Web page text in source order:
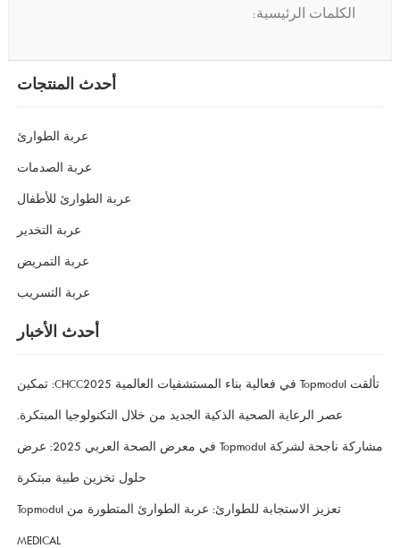
الكلمات الرئيسية:
أحدث المنتجات
عربة الطوارئ
عربة الصدمات
عربة الطوارئ للأطفال
عربة التخدير
عربة التمريض
عربة التسريب
أحدث الأخبار
تألقت Topmodul في فعالية بناء المستشفيات العالمية CHCC2025: تمكين
عصر الرعاية الصحية الذكية الجديد من خلال التكنولوجيا المبتكرة.
مشاركة ناجحة لشركة Topmodul في معرض الصحة العربي 2025: عرض
حلول تخزين طبية مبتكرة
تعزيز الاستجابة للطوارئ: عربة الطوارئ المتطورة من Topmodul
MEDICAL